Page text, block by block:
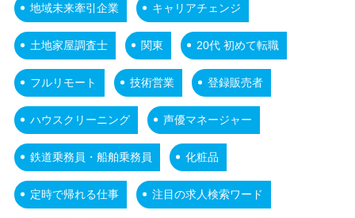
地域未来牽引企業 キャリアチェンジ
土地家屋調査士 関東 20代 初めて転職
フルリモート 技術営業 登録販売者
ハウスクリーニング 声優マネージャー
鉄道乗務員・船舶乗務員 化粧品
定時で帰れる仕事 注目の求人検索ワード